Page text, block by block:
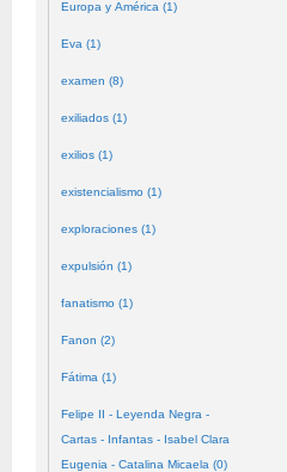
Europa y América (1)
Eva (1)
examen (8)
exiliados (1)
exilios (1)
existencialismo (1)
exploraciones (1)
expulsión (1)
fanatismo (1)
Fanon (2)
Fátima (1)
Felipe II - Leyenda Negra -
Cartas - Infantas - Isabel Clara
Eugenia - Catalina Micaela (0)